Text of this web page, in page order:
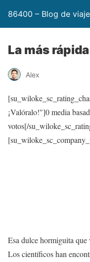
86400 – Blog de
La más
Alex
¡Valóralo!"]0media
votos[/
Esa dulce hormiguita que
Los científicos han